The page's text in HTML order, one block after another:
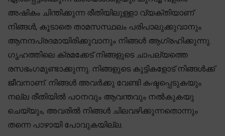
അഷികം ചിന്തിക്കുന്ന രീതിയിലുള്ളാ വ്യക്തിയാണ്
നിങ്ങൾ, കൂടാതെ താമസസ്ഥലം പരിപാലുക്കുവാനും
ആനന്ദപ്രദമായിരിക്കുവാനും നിങ്ങൾ ആഗ്രഹിക്കുന്നു.
ഗൃഹത്തിലെ ക്രമക്കേട് നിങ്ങളുടെ ചാപല്യത്തെ
രസഭംഗമുണ്ടാക്കുന്നു. നിങ്ങളുടെ കുട്ടികളോട് നിങ്ങൾക്ക്
ജീവനാണ്. നിങ്ങൾ അവർക്കു വേണ്ടി കഷ്ടപ്പെടുകയും
നല്ല രീതിയിൽ പഠനവും ആവന്തവും നൽകുകയു
ചെയ്യും, അവരിൽ നിങ്ങൾ ചിലവഴിക്കുന്നതൊന്നും
തന്നെ പാഴായി പോവുകയില്ല.